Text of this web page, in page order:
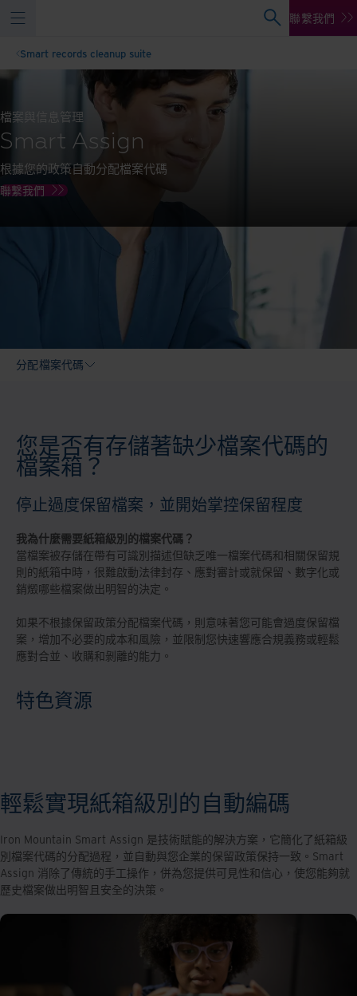
聯繫我們
Smart records cleanup suite
檔案與信息管理
Smart Assign
根據您的政策自動分配檔案代碼
聯繫我們
分配檔案代碼
您是否有存儲著缺少檔案代碼的
檔案箱？
停止過度保留檔案，並開始掌控保留程度
我為什麼需要紙箱級別的檔案代碼？
當檔案被存儲在帶有可識別描述但缺乏唯一檔案代碼和相關保留規
則的紙箱中時，很難啟動法律封存、應對審計或就保留、數字化或
銷燬哪些檔案做出明智的決定。
如果不根據保留政策分配檔案代碼，則意味著您可能會過度保留檔
案，增加不必要的成本和風險，並限制您快速響應合規義務或輕鬆
應對合並、收購和剝離的能力。
特色資源
輕鬆實現紙箱級別的自動編碼
Iron Mountain Smart Assign 是技術賦能的解決方案，它簡化了紙箱級
別檔案代碼的分配過程，並自動與您企業的保留政策保持一致。Smart
Assign 消除了傳統的手工操作，併為您提供可見性和信心，使您能夠就
歷史檔案做出明智且安全的決策。